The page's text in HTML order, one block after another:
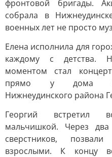
фронтовой бригады.
собрала в
военных лет не просто
Елена исполнила для
каждому с детства.
моментом стал
прямо у дома
Нижнеудинского района
Георгий встретил
мальчишкой. Через
сверстников,
взрослыми. К концу